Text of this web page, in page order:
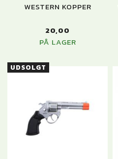
WESTERN KOPPER
20,00
PÅ LAGER
UDSOLGT